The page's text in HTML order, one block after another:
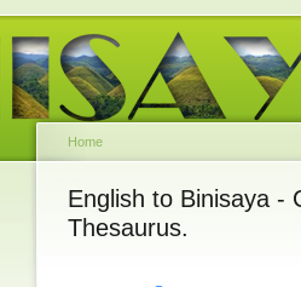
Home
English to Binisaya -
Thesaurus.